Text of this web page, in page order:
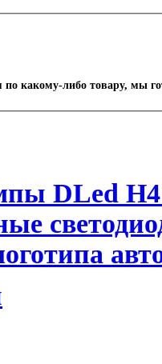
по какому-либо товару, мы
DLed H4